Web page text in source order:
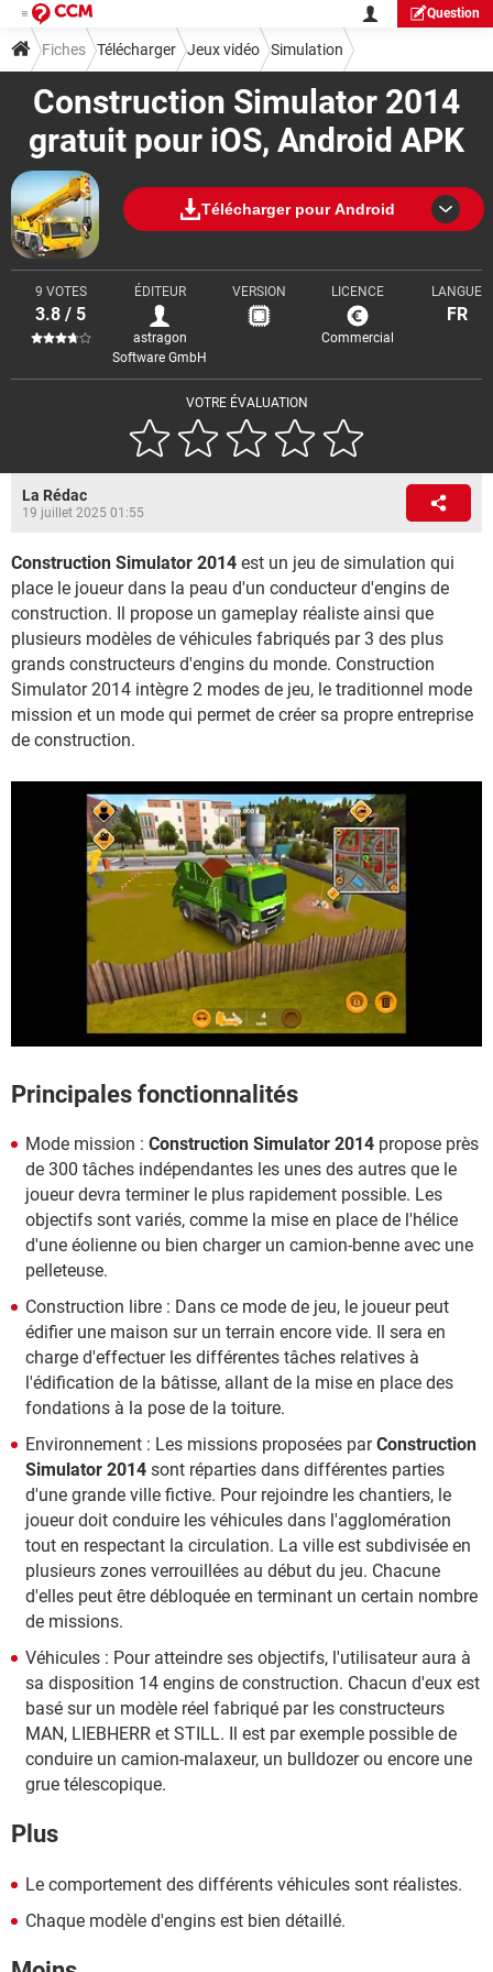
Question
Construction Simulator 2014
gratuit pour iOS, Android APK
Télécharger pour Android
VOTRE ÉVALUATION
9 VOTES
3.8 / 5
ÉDITEUR
astragon
Software GmbH
VERSION LICENCE
Commercial
LANGUE
FR
Fiches Télécharger Jeux vidéo Simulation
La Rédac
19 juillet 2025 01:55
Construction Simulator 2014 est un jeu de simulation qui
place le joueur dans la peau d'un conducteur d'engins de
construction. Il propose un gameplay réaliste ainsi que
plusieurs modèles de véhicules fabriqués par 3 des plus
grands constructeurs d'engins du monde. Construction
Simulator 2014 intègre 2 modes de jeu, le traditionnel mode
mission et un mode qui permet de créer sa propre entreprise
de construction.
Principales fonctionnalités
Mode mission : Construction Simulator 2014 propose près
de 300 tâches indépendantes les unes des autres que le
joueur devra terminer le plus rapidement possible. Les
objectifs sont variés, comme la mise en place de l'hélice
d'une éolienne ou bien charger un camion-benne avec une
pelleteuse.
Construction libre : Dans ce mode de jeu, le joueur peut
édifier une maison sur un terrain encore vide. Il sera en
charge d'effectuer les différentes tâches relatives à
l'édification de la bâtisse, allant de la mise en place des
fondations à la pose de la toiture.
Environnement : Les missions proposées parConstruction
Simulator 2014 sont réparties dans différentes parties
d'une grande ville fictive. Pour rejoindre les chantiers, le
joueur doit conduire les véhicules dans l'agglomération
tout en respectant la circulation. La ville est subdivisée en
plusieurs zones verrouillées au début du jeu. Chacune
d'elles peut être débloquée en terminant un certain nombre
de missions.
Véhicules : Pour atteindre ses objectifs, l'utilisateur aura à
sa disposition 14 engins de construction. Chacun d'eux est
basé sur un modèle réel fabriqué par les constructeurs
MAN, LIEBHERR et STILL. Il est par exemple possible de
conduire un camion-malaxeur, un bulldozer ou encore une
grue télescopique.
Plus
Le comportement des différents véhicules sont réalistes.
Chaque modèle d'engins est bien détaillé.